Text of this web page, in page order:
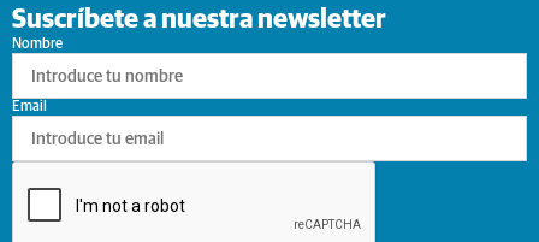
Suscríbete a nuestra newsletter
Nombre
Email